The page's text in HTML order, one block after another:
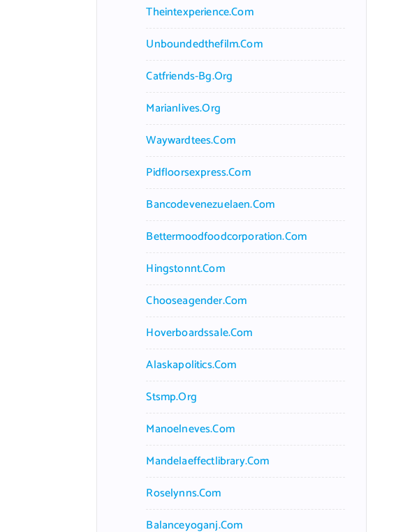
Theintexperience.com
Unboundedthefilm.com
Catfriends-Bg.org
Marianlives.org
Waywardtees.com
Pidfloorsexpress.com
Bancodevenezuelaen.com
Bettermoodfoodcorporation.com
Hingstonnt.com
Chooseagender.com
Hoverboardssale.com
Alaskapolitics.com
Stsmp.org
Manoelneves.com
Mandelaeffectlibrary.com
Roselynns.com
Balanceyoganj.com